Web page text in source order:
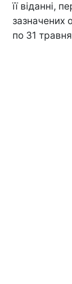
її віданні,
зазначених
по 31